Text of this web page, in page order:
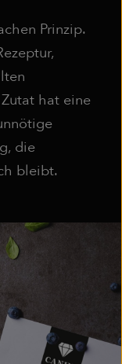
Prinzip.
hat eine
die
bleibt.